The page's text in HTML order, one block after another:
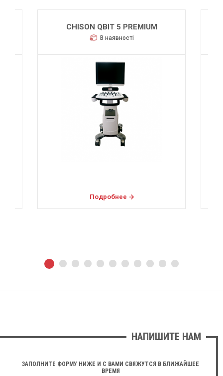
CHISON QBIT 5 PREMIUM
В наявності
Подробнее
НАПИШИТЕ НАМ
ЗАПОЛНИТЕ ФОРМУ НИЖЕ И С ВАМИ СВЯЖУТСЯ В БЛИЖАЙШЕЕ
ВРЕМЯ